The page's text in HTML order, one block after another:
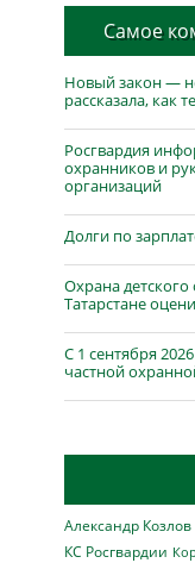
Самое
Новый закон —
рассказала, как
Росгвардия
охранников и
организаций
Долги по
Охрана детского
Татарстане
С 1 сентября
частной
Александр Козлов
КС Росгвардии